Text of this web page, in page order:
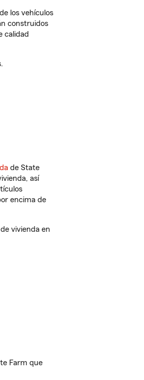
los vehículos
construidos
calidad
de State
así
encima de
vivienda en
Farm que